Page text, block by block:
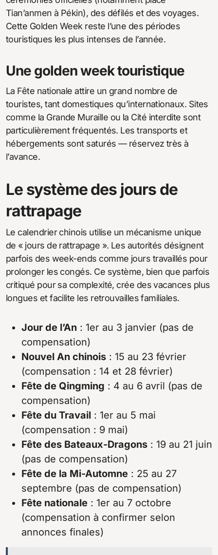
Tian’anmen à Pékin), des défilés et des voyages.
Cette Golden Week reste l’une des périodes
touristiques les plus intenses de l’année.
Une golden week touristique
La Fête nationale attire un grand nombre de
touristes, tant domestiques qu’internationaux. Sites
comme la Grande Muraille ou la Cité interdite sont
particulièrement fréquentés. Les transports et
hébergements sont saturés — réservez très à
l’avance.
Le système des jours de
rattrapage
Le calendrier chinois utilise un mécanisme unique
de « jours de rattrapage ». Les autorités désignent
parfois des week-ends comme jours travaillés pour
prolonger les congés. Ce système, bien que parfois
critiqué pour sa complexité, crée des vacances plus
longues et facilite les retrouvailles familiales.
Jour de l’An : 1er au 3 janvier (pas de
compensation)
Nouvel An chinois : 15 au 23 février
(compensation : 14 et 28 février)
Fête de Qingming : 4 au 6 avril (pas de
compensation)
Fête du Travail : 1er au 5 mai
(compensation : 9 mai)
Fête des Bateaux-Dragons : 19 au 21 juin
(pas de compensation)
Fête de la Mi-Automne : 25 au 27
septembre (pas de compensation)
Fête nationale : 1er au 7 octobre
(compensation à confirmer selon
annonces finales)